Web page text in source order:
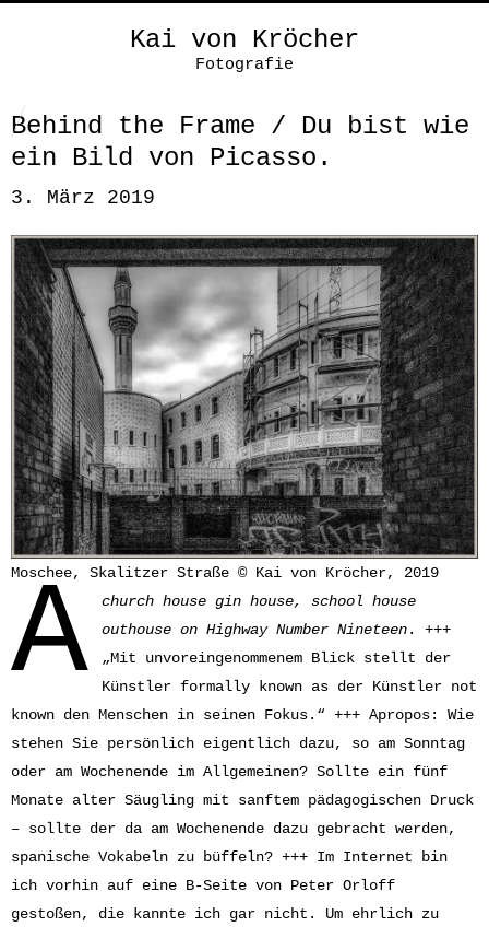
Kai von Kröcher
Fotografie
Behind the Frame / Du bist wie
ein Bild von Picasso.
3. März 2019
Moschee, Skalitzer Straße © Kai von Kröcher, 2019
A
church house gin house, school house
outhouse on Highway Number Nineteen. +++
„Mit unvoreingenommenem Blick stellt der
Künstler formally known as der Künstler not
known den Menschen in seinen Fokus.“ +++ Apropos: Wie
stehen Sie persönlich eigentlich dazu, so am Sonntag
oder am Wochenende im Allgemeinen? Sollte ein fünf
Monate alter Säugling mit sanftem pädagogischen Druck
– sollte der da am Wochenende dazu gebracht werden,
spanische Vokabeln zu büffeln? +++ Im Internet bin
ich vorhin auf eine B-Seite von Peter Orloff
gestoßen, die kannte ich gar nicht. Um ehrlich zu